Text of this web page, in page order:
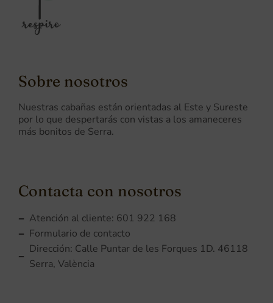
Sobre nosotros
Nuestras cabañas están orientadas al Este y Sureste
por lo que despertarás con vistas a los amaneceres
más bonitos de Serra.
Contacta con nosotros
Atención al cliente: 601 922 168
Formulario de contacto
Dirección: Calle Puntar de les Forques 1D. 46118
Serra, València